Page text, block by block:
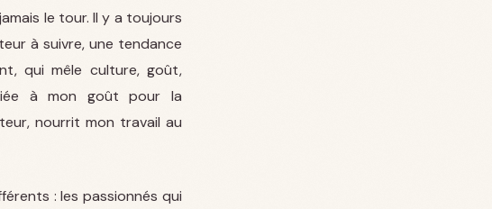
le tour. Il y a toujours
à suivre, une tendance
qui mêle culture, goût,
à mon goût pour la
nourrit mon travail au
: les passionnés qui